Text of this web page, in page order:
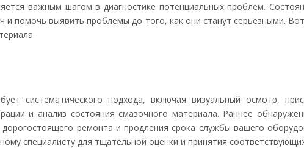
важным шагом в диагностике потенциальных проблем.
помочь выявить проблемы до того, как они станут серьезными.
систематического подхода, включая визуальный осмотр,
и анализ состояния смазочного материала. Раннее
ремонта и продления срока службы вашего
специалисту для тщательной оценки и принятия